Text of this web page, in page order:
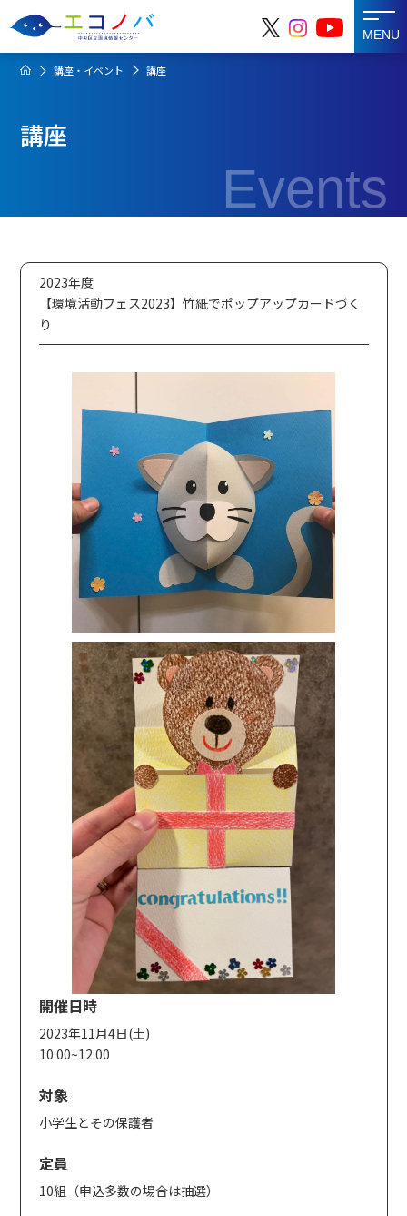
MENU
講座・イベント 講座
講座
Events
2023年度
【環境活動フェス2023】竹紙でポップアップカードづく
り
開催日時
2023年11月4日(土)
10:00~12:00
対象
小学生とその保護者
定員
10組（申込多数の場合は抽選）